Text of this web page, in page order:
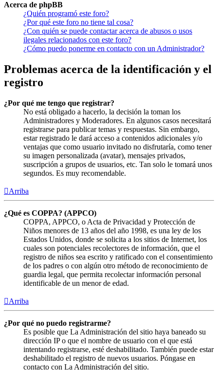
Acerca de phpBB
¿Quién programó este foro?
¿Por qué este foro no tiene tal cosa?
¿Con quién se puede contactar acerca de abusos o usos
ilegales relacionados con este foro?
¿Cómo puedo ponerme en contacto con un Administrador?
Problemas acerca de la identificación y el
registro
¿Por qué me tengo que registrar?
No está obligado a hacerlo, la decisión la toman los
Administradores y Moderadores. En algunos casos necesitará
registrarse para publicar temas y respuestas. Sin embargo,
estar registrado le dará acceso a contenidos adicionales y/o
ventajas que como usuario invitado no disfrutaría, como tener
su imagen personalizada (avatar), mensajes privados,
suscripción a grupos de usuarios, etc. Tan solo le tomará unos
segundos. Es muy recomendable.
Arriba
¿Qué es COPPA? (APPCO)
COPPA, APPCO, o Acta de Privacidad y Protección de
Niños menores de 13 años del año 1998, es una ley de los
Estados Unidos, donde se solicita a los sitios de Internet, los
cuales son potenciales recolectores de información, que el
registro de niños sea escrito y ratificado con el consentimiento
de los padres o con algún otro método de reconocimiento de
guardia legal, que permita recolectar información personal
identificable de un menor de edad.
Arriba
¿Por qué no puedo registrarme?
Es posible que La Administración del sitio haya baneado su
dirección IP o que el nombre de usuario con el que está
intentando registrarse, esté deshabilitado. También puede estar
deshabilitado el registro de nuevos usuarios. Póngase en
contacto con La Administración del sitio.